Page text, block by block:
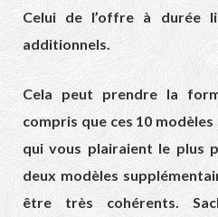
Celui de l’offre à durée
additionnels.
Cela peut prendre la
compris que ces 10
qui vous plairaient le plus
deux modèles
être très cohérents.